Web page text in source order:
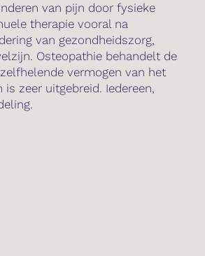
van pijn door fysieke
therapie vooral na
van gezondheidszorg,
Osteopathie behandelt de
vermogen van het
zeer uitgebreid. Iedereen,